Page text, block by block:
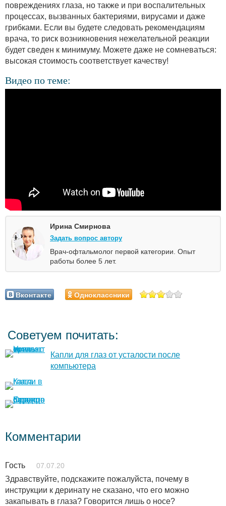
повреждениях глаза, но также и при воспалительных
процессах, вызванных бактериями, вирусами и даже
грибками. Если вы будете следовать рекомендациям
врача, то риск возникновения нежелательной реакции
будет сведен к минимуму. Можете даже не сомневаться:
высокая стоимость соответствует качеству!
Видео по теме:
Ирина Смирнова
Задать вопрос автору
Врач-офтальмолог первой категории. Опыт
работы более 5 лет.
Вконтакте Одноклассники
Советуем почитать:
Капли для глаз от усталости после
компьютера
Комментарии
Гость 07.07.20
Здравствуйте, подскажите пожалуйста, почему в
инструкции к деринату не сказано, что его можно
закапывать в глаза? Говорится лишь о носе?